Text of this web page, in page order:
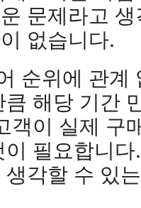
문제라고
없습니다.
순위에 관계
해당 기간
객이 실제 구
이 필요합니
각할 수 있